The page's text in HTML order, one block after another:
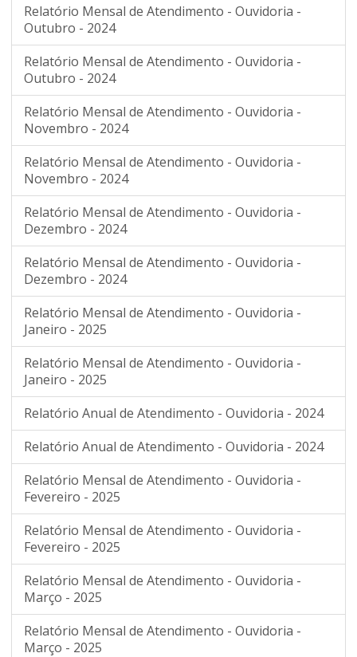
Relatório Mensal de Atendimento - Ouvidoria -
Outubro - 2024
Relatório Mensal de Atendimento - Ouvidoria -
Outubro - 2024
Relatório Mensal de Atendimento - Ouvidoria -
Novembro - 2024
Relatório Mensal de Atendimento - Ouvidoria -
Novembro - 2024
Relatório Mensal de Atendimento - Ouvidoria -
Dezembro - 2024
Relatório Mensal de Atendimento - Ouvidoria -
Dezembro - 2024
Relatório Mensal de Atendimento - Ouvidoria -
Janeiro - 2025
Relatório Mensal de Atendimento - Ouvidoria -
Janeiro - 2025
Relatório Anual de Atendimento - Ouvidoria - 2024
Relatório Anual de Atendimento - Ouvidoria - 2024
Relatório Mensal de Atendimento - Ouvidoria -
Fevereiro - 2025
Relatório Mensal de Atendimento - Ouvidoria -
Fevereiro - 2025
Relatório Mensal de Atendimento - Ouvidoria -
Março - 2025
Relatório Mensal de Atendimento - Ouvidoria -
Março - 2025